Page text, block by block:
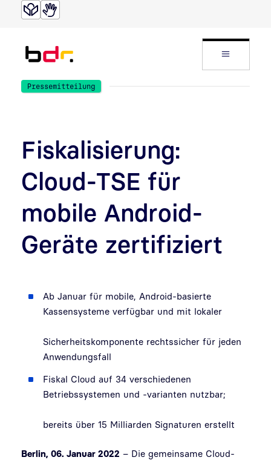
Direkt zur Suche
Direkt zum Inhalt
Pressemitteilung
Fiskalisierung:
Cloud-TSE für
mobile Android-
Geräte zertifiziert
Ab Januar für mobile, Android-basierte
Kassensysteme verfügbar und mit lokaler
Sicherheitskomponente rechtssicher für jeden
Anwendungsfall
Fiskal Cloud auf 34 verschiedenen
Betriebssystemen und -varianten nutzbar;
bereits über 15 Milliarden Signaturen erstellt
Berlin, 06. Januar 2022 – Die gemeinsame Cloud-